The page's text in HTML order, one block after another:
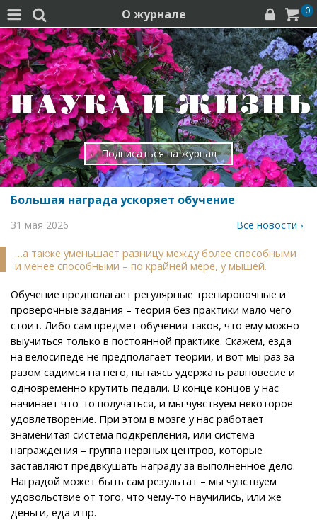
  О журнале   0
Подписаться на журнал
Большая награда ускоряет обучение
31 мая 2026 Все новости ›
…а также уменьшает разницу между более способными
и менее способными – по крайней мере, у мышей.
Обучение предполагает регулярные тренировочные и
проверочные задания – теория без практики мало чего
стоит. Либо сам предмет обучения таков, что ему можно
выучиться только в постоянной практике. Скажем, езда
на велосипеде не предполагает теории, и вот мы раз за
разом садимся на него, пытаясь удержать равновесие и
одновременно крутить педали. В конце концов у нас
начинает что-то получаться, и мы чувствуем некоторое
удовлетворение. При этом в мозге у нас работает
знаменитая система подкрепления, или система
награждения – группа нервных центров, которые
заставляют предвкушать награду за выполненное дело.
Наградой может быть сам результат – мы чувствуем
удовольствие от того, что чему-то научились, или же
деньги, еда и пр.